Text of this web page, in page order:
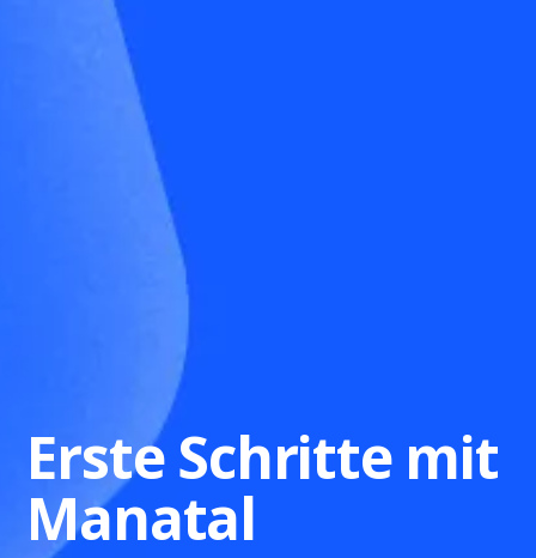
Erste Schritte mit
Manatal